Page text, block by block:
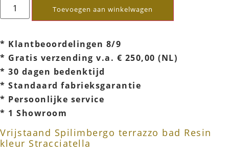
Toevoegen aan winkelwagen
* Klantbeoordelingen 8/9
* Gratis verzending v.a. € 250,00 (NL)
* 30 dagen bedenktijd
* Standaard fabrieksgarantie
* Persoonlijke service
* 1 Showroom
Vrijstaand Spilimbergo terrazzo bad Resin
kleur Stracciatella